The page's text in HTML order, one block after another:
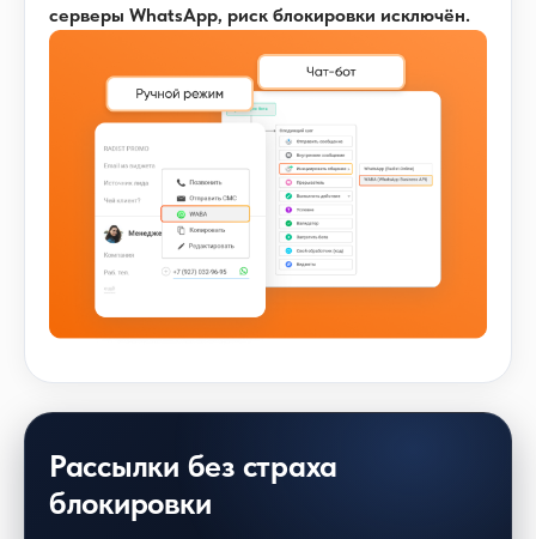
серверы WhatsApp, риск блокировки исключён.
Рассылки без страха
блокировки